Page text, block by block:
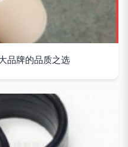
品牌的品质之选